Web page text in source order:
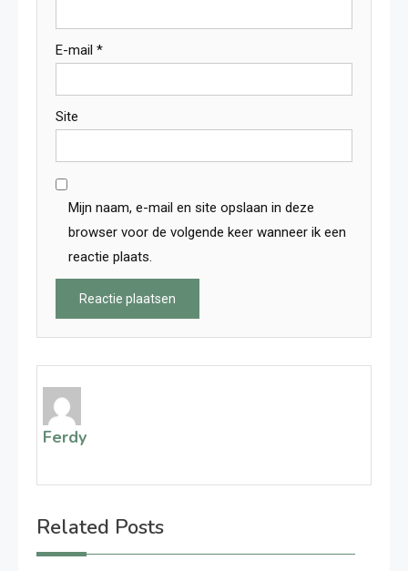
E-mail *
Site
Mijn naam, e-mail en site opslaan in deze
browser voor de volgende keer wanneer ik een
reactie plaats.
Ferdy
Related Posts